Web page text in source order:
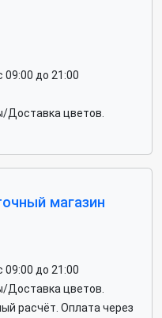
09:00 до 21:00
Доставка цветов.
магазин
09:00 до 21:00
Доставка цветов.
расчёт. Оплата через